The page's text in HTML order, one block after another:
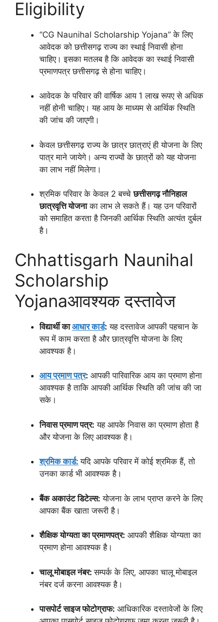
Eligibility
“CG Naunihal Scholarship Yojana” के लिए
आवेदक को छत्तीसगढ़ राज्य का स्थाई निवासी होना
चाहिए। इसका मतलब है कि आवेदक का स्थाई निवासी
प्रमाणपत्र छत्तीसगढ़ से होना चाहिए।
आवेदक के परिवार की वार्षिक आय 1 लाख रूपए से अधिक
नहीं होनी चाहिए। यह आय के माध्यम से आर्थिक स्थिति
की जांच की जाएगी।
केवल छत्तीसगढ़ राज्य के छात्र छात्राएं ही योजना के लिए
पात्र माने जायेगे। अन्य राज्यों के छात्रों को यह योजना
का लाभ नहीं मिलेगा।
श्रमिक परिवार के केवल 2 बच्चेछत्तीसगढ़ नौनिहाल
छात्रवृत्ति योजनाका लाभ ले सकते हैं। यह उन परिवारों
को समाहित करता है जिनकी आर्थिक स्थिति अत्यंत दुर्बल
है।
Chhattisgarh Naunihal
Scholarship
Yojanaआवश्यक दस्तावेज
विद्यार्थी काआधार कार्ड: यह दस्तावेज आपकी पहचान के
रूप में काम करता है और छात्रवृत्ति योजना के लिए
आवश्यक है।
आय प्रमाण पत्र: आपकी पारिवारिक आय का प्रमाण होना
आवश्यक है ताकि आपकी आर्थिक स्थिति की जांच की जा
सके।
निवास प्रमाण पत्र: यह आपके निवास का प्रमाण होता है
और योजना के लिए आवश्यक है।
श्रमिक कार्ड: यदि आपके परिवार में कोई श्रमिक हैं, तो
उनका कार्ड भी आवश्यक है।
बैंक अकाउंट डिटेल्स: योजना के लाभ प्राप्त करने के लिए
आपका बैंक खाता जरूरी है।
शैक्षिक योग्यता का प्रमाणपत्र: आपकी शैक्षिक योग्यता का
प्रमाण होना आवश्यक है।
चालू मोबाइल नंबर:सम्पर्क के लिए, आपका चालू मोबाइल
नंबर दर्ज करना आवश्यक है।
पासपोर्ट साइज फोटोग्राफ: आधिकारिक दस्तावेजों के लिए